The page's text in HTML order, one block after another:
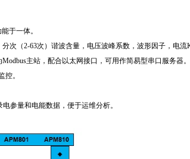
于一体。
次（2-63次）谐波含量，电压波峰系数，波形因子，电流
主站，配合以太网接口，可用作简易型串口服务器。
控。
参量和电能数据，便于运维分析。